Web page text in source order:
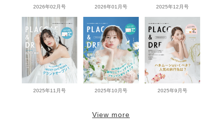
2026年02月号 2026年01月号 2025年12月号
2025年11月号 2025年10月号 2025年9月号
View more